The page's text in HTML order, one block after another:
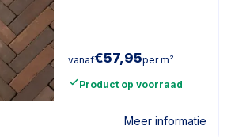
vanaf€57,95per m²
Product op voorraad
Meer informatie